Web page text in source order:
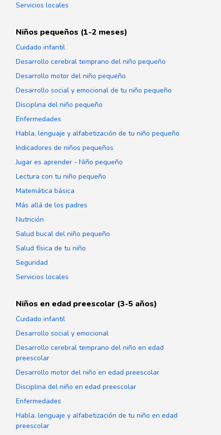
Servicios locales
Niños pequeños (1-2 meses)
Cuidado infantil
Desarrollo cerebral temprano del niño pequeño
Desarrollo motor del niño pequeño
Desarrollo social y emocional de tu niño pequeño
Disciplina del niño pequeño
Enfermedades
Habla, lenguaje y alfabetización de tu niño pequeño
Indicadores de niños pequeños
Jugar es aprender - Niño pequeño
Lectura con tu niño pequeño
Matemática básica
Más allá de los padres
Nutrición
Salud bucal del niño pequeño
Salud física de tu niño
Seguridad
Servicios locales
Niños en edad preescolar (3-5 años)
Cuidado infantil
Desarrollo social y emocional
Desarrollo cerebral temprano del niño en edad
preescolar
Desarrollo motor del niño en edad preescolar
Disciplina del niño en edad preescolar
Enfermedades
Habla, lenguaje y alfabetización de tu niño en edad
preescolar